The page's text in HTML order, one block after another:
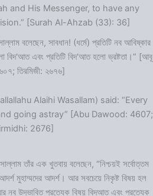
and His Messenger, to have any
[Surah Al-Ahzab (33): 36]
বলেছেন, সাবধান! (ধর্মে) প্রতিটি নব আবিষ্কার
বিদ‘আত এবং প্রতিটি বিদ‘আত হলো ভ্রষ্টতা।” [আবূ
তিরমিজী: ২৬৭৬]
Alaihi Wasallam) said: “Every
going astray” [Abu Dawood: 4607;
2676]
তাঁর এক খুতবায় বলেছেন, “নিশ্চয়ই সর্বোত্তম
মুহাম্মদের আদর্শ। আর সবচেয়ে নিকৃষ্ট বিষয় হল
নব উদ্ভাবিত প্রত্যেক বিষয় বিদআত এবং প্রত্যেক